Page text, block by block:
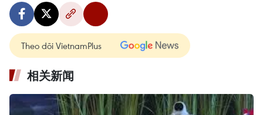
Theo dõi VietnamPlus
相关新闻